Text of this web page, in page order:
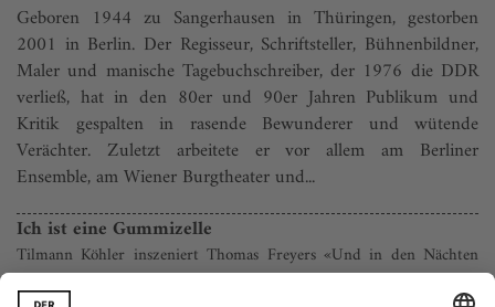
Geboren 1944 zu Sangerhausen in Thüringen, gestorben
2001 in Berlin. Der Regisseur, Schriftsteller, Bühnenbildner,
Maler und manische Tagebuchschreiber, der 1976 die DDR
verließ, hat in den 80er und 90er Jahren Publikum und
Kritik gespalten in rasende Bewunderer und wütende
Verächter. Zuletzt arbeitete er vor allem am Berliner
Ensemble, am Wiener Burgtheater und...
Ich ist eine Gummizelle
Tilmann Köhler inszeniert Thomas Freyers «Und in den Nächten
liegen wir stumm» im Schauspiel Hannover